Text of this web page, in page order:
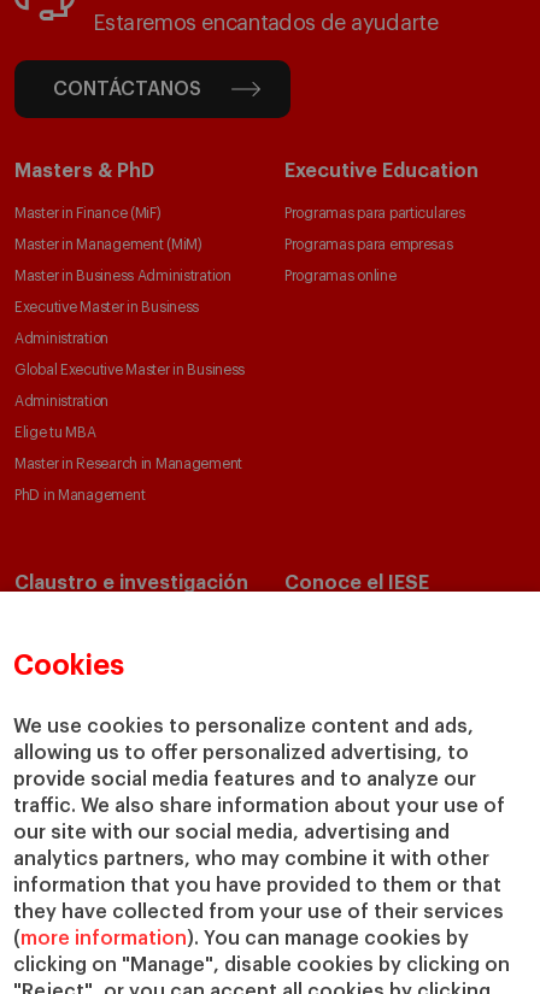
Cookies
We use cookies to personalize content and ads,
allowing us to offer personalized advertising, to
provide social media features and to analyze our
traffic. We also share information about your use of
our site with our social media, advertising and
analytics partners, who may combine it with other
information that you have provided to them or that
they have collected from your use of their services
(more information). You can manage cookies by
clicking on "Manage", disable cookies by clicking on
Estaremos encantados de ayudarte
CONTÁCTANOS
Masters & PhD
Master in Finance (MiF)
Master in Management (MiM)
Master in Business Administration
Executive Master in Business
Administration
Global Executive Master in Business
Administration
Elige tu MBA
Master in Research in Management
PhD in Management
Executive Education
Programas para particulares
Programas para empresas
Programas online
Claustro e investigación
Departamentos académicos
Cátedras
IESE Insight
IESE Publishing
Conoce el IESE
Nuestro impacto
Colabora con el IESE
Servicios
Biblioteca
Canal de Compliance
Capellanía
IESE Shop
Jobs @IESE